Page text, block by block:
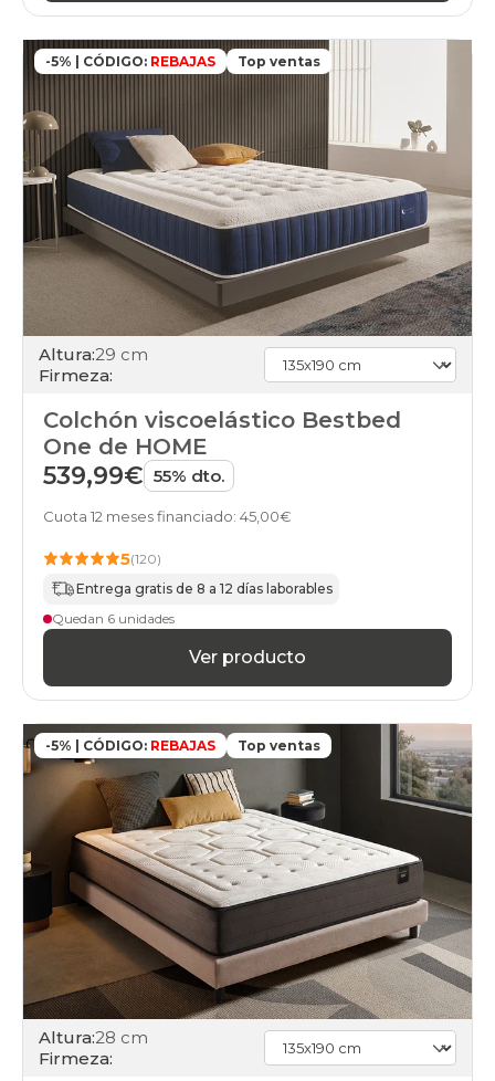
-5% | CÓDIGO: REBAJAS Top ventas
Altura:29 cm
Firmeza:
Colchón viscoelástico Bestbed
One de HOME
539,99€ 55% dto.
Cuota 12 meses financiado: 45,00€
5(120)
Entrega gratis de 8 a 12 días laborables
Quedan 6 unidades
Ver producto
-5% | CÓDIGO: REBAJAS Top ventas
Altura:28 cm
Firmeza: